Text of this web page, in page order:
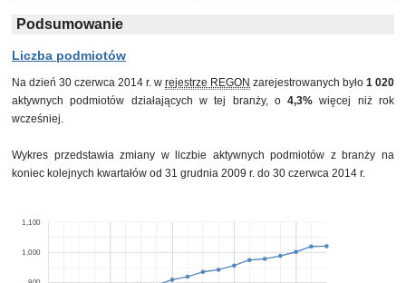
Podsumowanie
Liczba podmiotów
Na dzień 30 czerwca 2014 r. w rejestrze REGON zarejestrowanych było 1 020
aktywnych podmiotów działających w tej branży, o4,3% więcej niż rok
wcześniej.
Wykres przedstawia zmiany w liczbie aktywnych podmiotów z branży na
koniec kolejnych kwartałów od 31 grudnia 2009 r. do 30 czerwca 2014 r.
1,000
1,100